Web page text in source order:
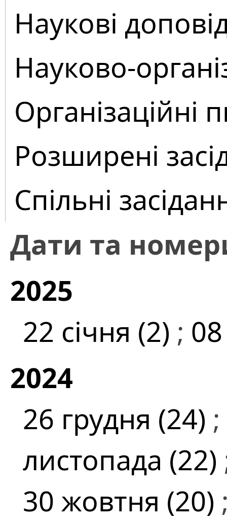
Наукові
Науково-
Організаційні
Розширені
Спільні
Дати та
2025
22 січня (2) ;
2024
26 грудня (24) ;
листопада (22)
30 жовтня (20)